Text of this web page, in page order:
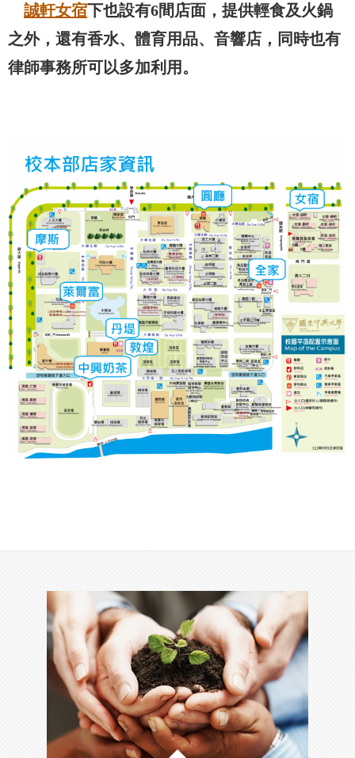
誠軒女宿下也設有6間店面，提供輕食及火鍋
之外，還有香水、體育用品、音響店，同時也有
律師事務所可以多加利用。